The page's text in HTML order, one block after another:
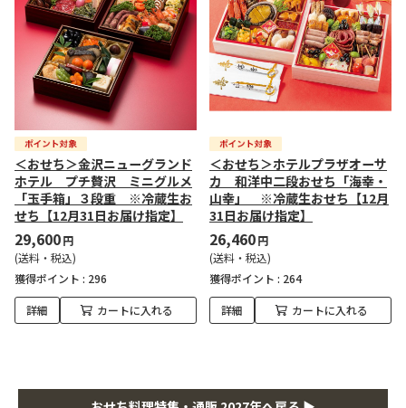
＜おせち＞金沢ニューグランド
ホテル プチ贅沢 ミニグルメ
「玉手箱」３段重 ※冷蔵生お
せち【12月31日お届け指定】
29,600円
(送料・税込)
獲得ポイント : 296
詳細 カートに入れる
＜おせち＞ホテルプラザオーサ
カ 和洋中二段おせち「海幸・
山幸」 ※冷蔵生おせち【12月
31日お届け指定】
26,460円
(送料・税込)
獲得ポイント : 264
詳細 カートに入れる